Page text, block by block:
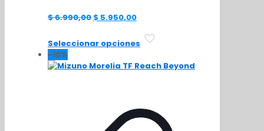
$6.990,00 El
original
era:
$ 6.990,00.
$ 5.950,00El
actual
es:
$ 5.950,00.
Seleccionar opciones
Este
producto
múltiples
se
pueden
-10%